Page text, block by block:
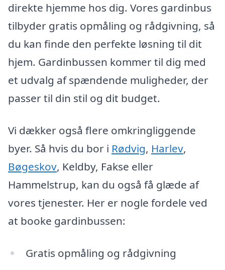
direkte hjemme hos dig. Vores gardinbus
tilbyder gratis opmåling og rådgivning, så
du kan finde den perfekte løsning til dit
hjem. Gardinbussen kommer til dig med
et udvalg af spændende muligheder, der
passer til din stil og dit budget.
Vi dækker også flere omkringliggende
byer. Så hvis du bor i Rødvig, Harlev,
Bøgeskov, Keldby, Fakse eller
Hammelstrup, kan du også få glæde af
vores tjenester. Her er nogle fordele ved
at booke gardinbussen:
Gratis opmåling og rådgivning